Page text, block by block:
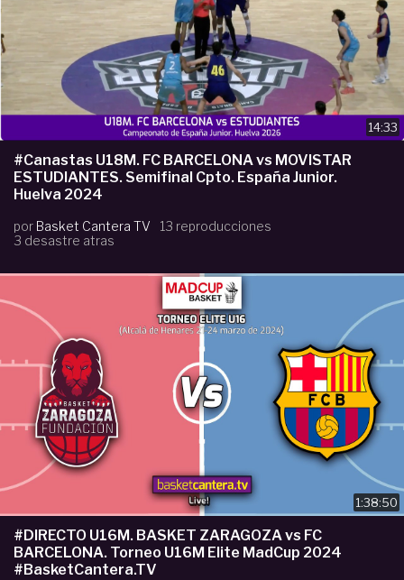
14:33
#Canastas U18M. FC BARCELONA vs MOVISTAR
ESTUDIANTES. Semifinal Cpto. España Junior.
Huelva 2024
por Basket Cantera TV
13 reproducciones
3 desastre atras
1:38:50
#DIRECTO U16M. BASKET ZARAGOZA vs FC
BARCELONA. Torneo U16M Elite MadCup 2024
#BasketCantera.TV